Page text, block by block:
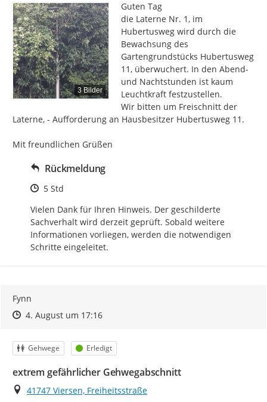
3 Bilder
Guten Tag
die Laterne Nr. 1, im
Hubertusweg wird durch die
Bewachsung des
Gartengrundstücks Hubertusweg
11, überwuchert. In den Abend-
und Nachtstunden ist kaum
Leuchtkraft festzustellen.
Wir bitten um Freischnitt der
Laterne, - Aufforderung an Hausbesitzer Hubertusweg 11.
Mit freundlichen Grüßen
Rückmeldung
Zeitpunkt des Erstellens
5 Std
Vielen Dank für Ihren Hinweis. Der geschilderte
Sachverhalt wird derzeit geprüft. Sobald weitere
Informationen vorliegen, werden die notwendigen
Schritte eingeleitet.
Fynn
Zeitpunkt des Erstellens
Zeitpunkt des Erstellens
4. August um 17:16Zur Äußerung
Kategorie
Gehwege Status
Erledigt
extrem gefährlicher Gehwegabschnitt
Ort
41747 Viersen, Freiheitsstraße